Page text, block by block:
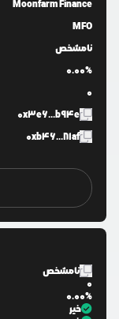
Moonfarm Finance
MFO
نامشخص
0.00%
0
0x3e6...b94e
0xb46...81af
نامشخص
0
0.00%
خیر